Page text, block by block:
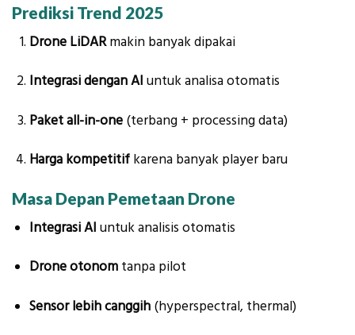
Prediksi Trend 2025
Drone LiDARmakin banyak dipakai
Integrasi dengan AI untuk analisa otomatis
Paket all-in-one (terbang + processing data)
Harga kompetitif karena banyak player baru
Masa Depan Pemetaan Drone
Integrasi AI untuk analisis otomatis
Drone otonom tanpa pilot
Sensor lebih canggih (hyperspectral, thermal)